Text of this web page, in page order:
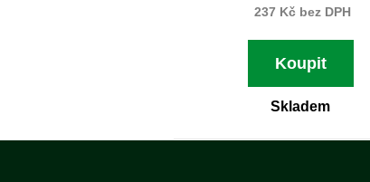
237 Kč bez DPH
Koupit
Skladem